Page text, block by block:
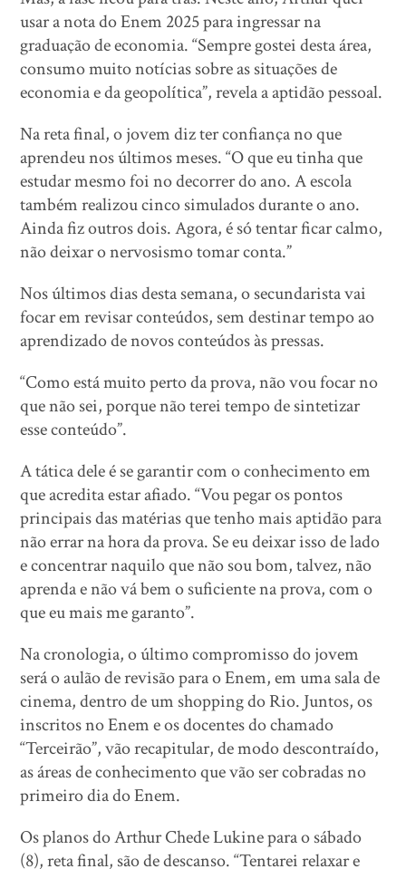
usar a nota do Enem 2025 para ingressar na
graduação de economia. “Sempre gostei desta área,
consumo muito notícias sobre as situações de
economia e da geopolítica”, revela a aptidão pessoal.
Na reta final, o jovem diz ter confiança no que
aprendeu nos últimos meses. “O que eu tinha que
estudar mesmo foi no decorrer do ano. A escola
também realizou cinco simulados durante o ano.
Ainda fiz outros dois. Agora, é só tentar ficar calmo,
não deixar o nervosismo tomar conta.”
Nos últimos dias desta semana, o secundarista vai
focar em revisar conteúdos, sem destinar tempo ao
aprendizado de novos conteúdos às pressas.
“Como está muito perto da prova, não vou focar no
que não sei, porque não terei tempo de sintetizar
esse conteúdo”.
A tática dele é se garantir com o conhecimento em
que acredita estar afiado. “Vou pegar os pontos
principais das matérias que tenho mais aptidão para
não errar na hora da prova. Se eu deixar isso de lado
e concentrar naquilo que não sou bom, talvez, não
aprenda e não vá bem o suficiente na prova, com o
que eu mais me garanto”.
Na cronologia, o último compromisso do jovem
será o aulão de revisão para o Enem, em uma sala de
cinema, dentro de um shopping do Rio. Juntos, os
inscritos no Enem e os docentes do chamado
“Terceirão”, vão recapitular, de modo descontraído,
as áreas de conhecimento que vão ser cobradas no
primeiro dia do Enem.
Os planos do Arthur Chede Lukine para o sábado
(8), reta final, são de descanso. “Tentarei relaxar e